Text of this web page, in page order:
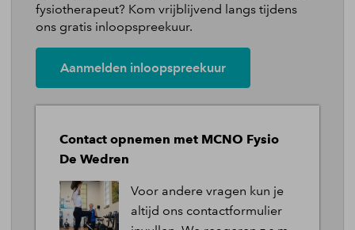
Quicklinks
Behandelingen
Tarieven
Blog
fysiotherapeut? Kom vrijblijvend langs tijdens
ons gratis inloopspreekuur.
Aanmelden inloopspreekuur
Contact opnemen met MCNO Fysio
De Wedren
Voor andere vragen kun je
altijd ons contactformulier